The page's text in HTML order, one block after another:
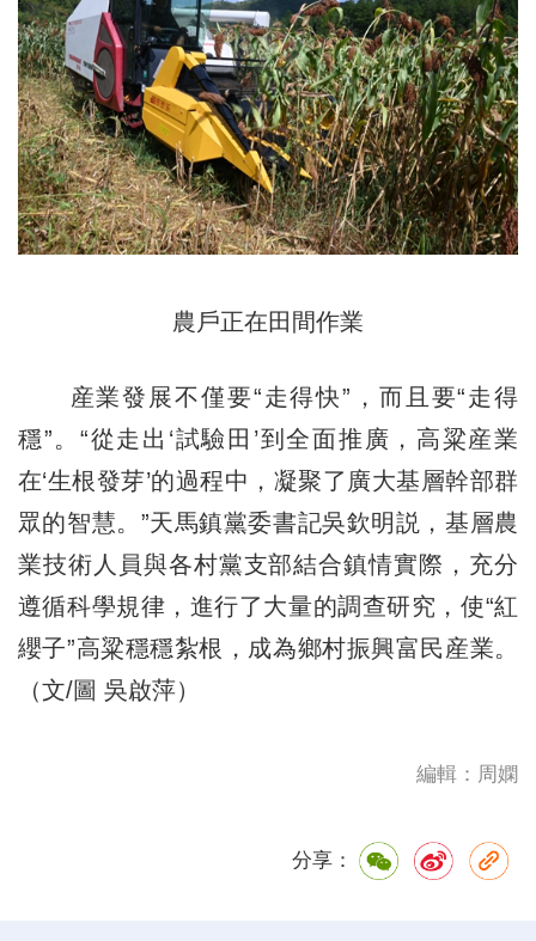
農戶正在田間作業
産業發展不僅要“走得快”，而且要“走得
穩”。“從走出‘試驗田’到全面推廣，高粱産業
在‘生根發芽’的過程中，凝聚了廣大基層幹部群
眾的智慧。”天馬鎮黨委書記吳欽明説，基層農
業技術人員與各村黨支部結合鎮情實際，充分
遵循科學規律，進行了大量的調查研究，使“紅
纓子”高粱穩穩紮根，成為鄉村振興富民産業。
（文/圖 吳啟萍）
編輯：周嫻
分享：